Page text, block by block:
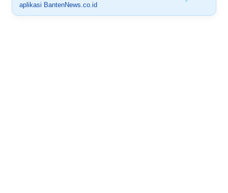
aplikasi BantenNews.co.id